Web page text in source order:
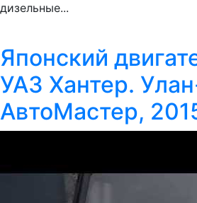
дизельные...
Японский
УАЗ Хантер.
АвтоМастер,